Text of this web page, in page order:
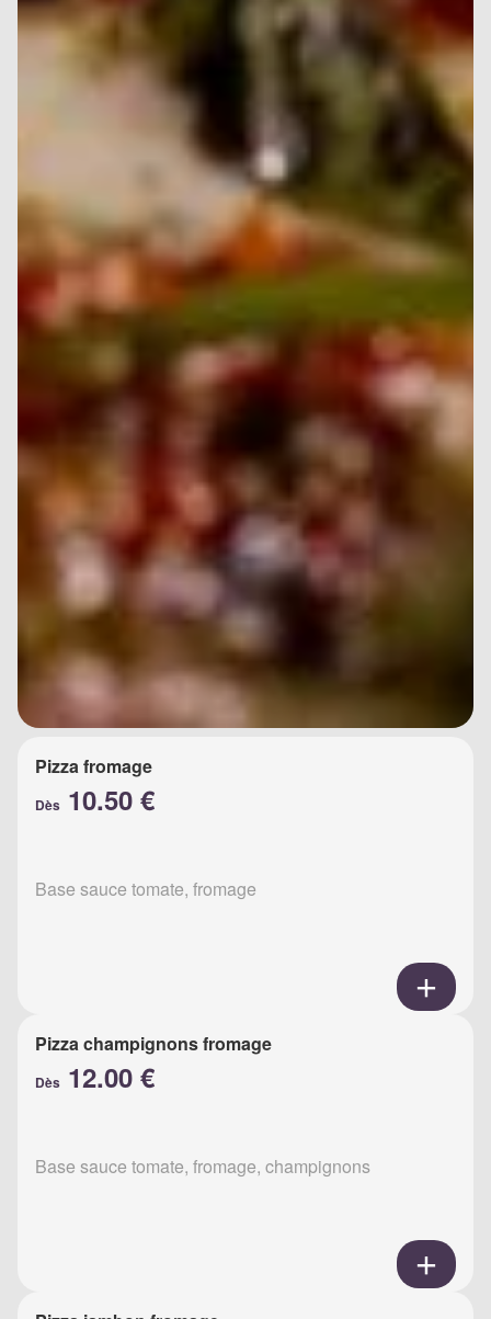
Pizza fromage
Dès 10.50 €
Base sauce tomate, fromage
Pizza champignons fromage
Dès 12.00 €
Base sauce tomate, fromage, champignons